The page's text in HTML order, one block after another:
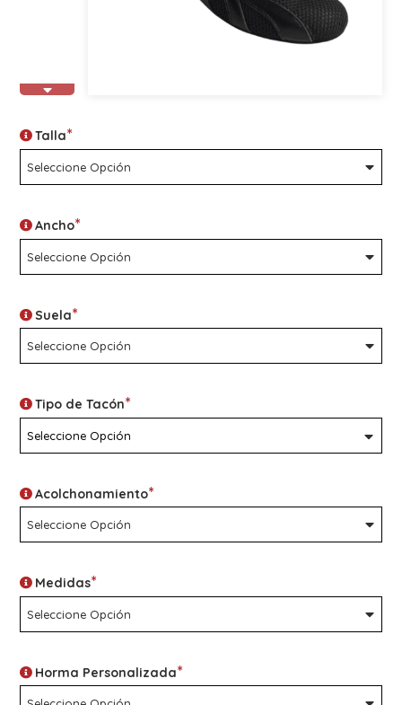
Talla*
Ancho*
Suela*
Tipo de Tacón*
Acolchonamiento*
Medidas*
Horma Personalizada*